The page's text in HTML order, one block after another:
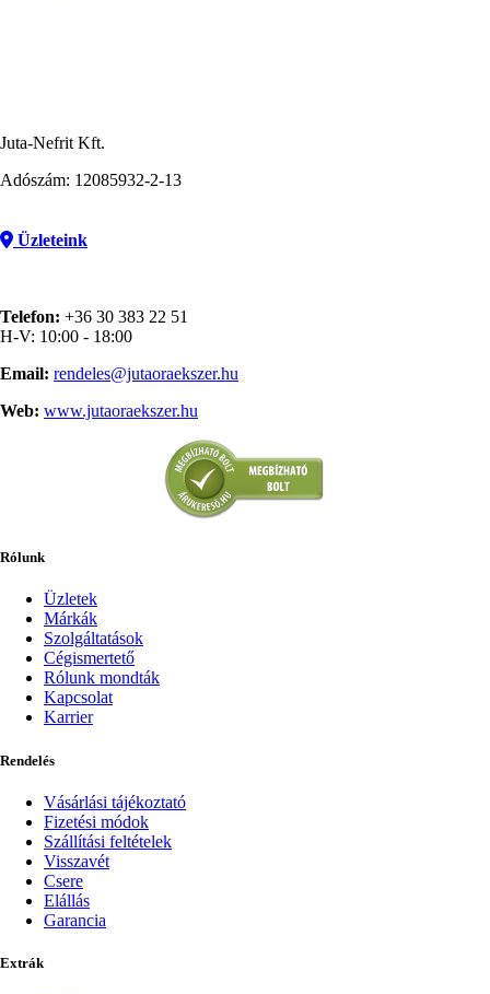
Juta-Nefrit Kft.
Adószám: 12085932-2-13
Üzleteink
Telefon: +36 30 383 22 51
H-V: 10:00 - 18:00
Email: rendeles@jutaoraekszer.hu
Web: www.jutaoraekszer.hu
Rólunk
Üzletek
Márkák
Szolgáltatások
Cégismertető
Rólunk mondták
Kapcsolat
Karrier
Rendelés
Vásárlási tájékoztató
Fizetési módok
Szállítási feltételek
Visszavét
Csere
Elállás
Garancia
Extrák